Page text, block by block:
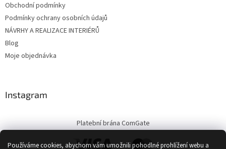
Používáme cookies, abychom vám umožnili pohodlné prohlížení webu a
Obchodní podmínky
Podmínky ochrany osobních údajů
NÁVRHY A REALIZACE INTERIÉRŮ
Blog
Moje objednávka
Instagram
Platební brána ComGate